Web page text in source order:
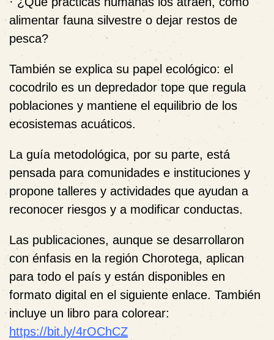
alimentar fauna silvestre o dejar restos de
pesca?
También se explica su papel ecológico: el
cocodrilo es un depredador tope que regula
poblaciones y mantiene el equilibrio de los
ecosistemas acuáticos.
La guía metodológica, por su parte, está
pensada para comunidades e instituciones y
propone talleres y actividades que ayudan a
reconocer riesgos y a modificar conductas.
Las publicaciones, aunque se desarrollaron
con énfasis en la región Chorotega, aplican
para todo el país y están disponibles en
formato digital en el siguiente enlace. También
incluye un libro para colorear:
https://bit.ly/4rOChCZ